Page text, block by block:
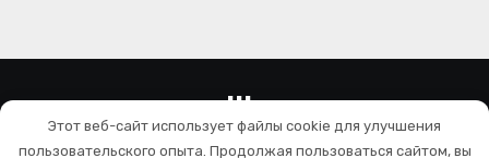
wallls.ru
Ремонт и отделка
Этот веб-сайт использует файлы cookie для улучшения
пользовательского опыта. Продолжая пользоваться сайтом, вы